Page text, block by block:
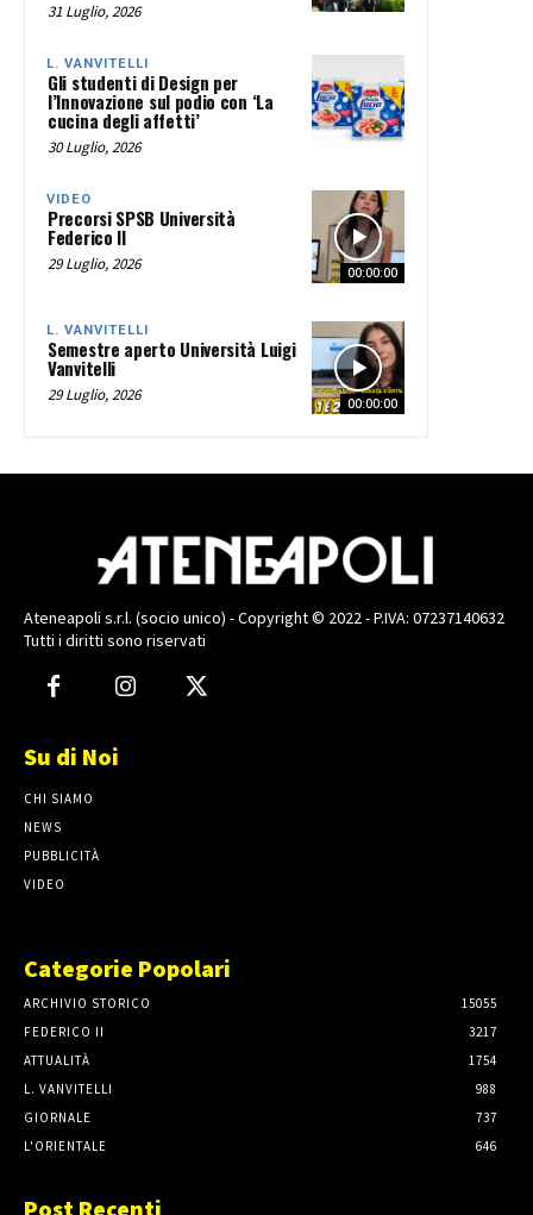
31 Luglio, 2026
L. VANVITELLI
Gli studenti di Design per
l’Innovazione sul podio con ‘La
cucina degli affetti’
30 Luglio, 2026
00:00:00
VIDEO
Precorsi SPSB Università
Federico II
29 Luglio, 2026
00:00:00
L. VANVITELLI
Semestre aperto Università Luigi
Vanvitelli
29 Luglio, 2026
Ateneapoli s.r.l. (socio unico) - Copyright © 2022 - P.IVA: 07237140632
Tutti i diritti sono riservati
Su di Noi
CHI SIAMO
NEWS
PUBBLICITÀ
VIDEO
Categorie Popolari
ARCHIVIO STORICO
15055
FEDERICO II
3217
ATTUALITÀ
1754
L. VANVITELLI
988
GIORNALE
737
L'ORIENTALE
646
Post Recenti